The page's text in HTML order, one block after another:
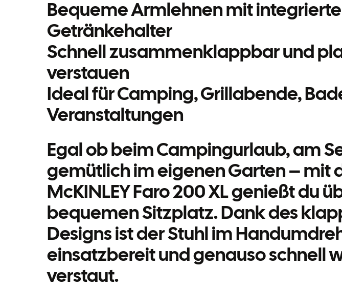
Bequeme Armlehnen mit
Getränkehalter
Schnell zusammenklappbar und
verstauen
Ideal für Camping, Grillabende,
Veranstaltungen
Egal ob beim Campingurlaub, am
gemütlich im eigenen Garten – mit
McKINLEY Faro 200 XL genießt du
bequemen Sitzplatz. Dank des
Designs ist der Stuhl im
einsatzbereit und genauso schnell
verstaut.